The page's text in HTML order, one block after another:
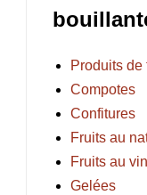
Produits de
Compotes
Confitures
Fruits au
Fruits au
Gelées